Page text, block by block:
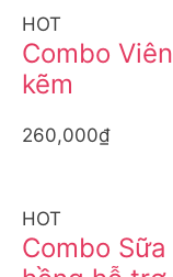
HOT
Combo
kẽm
260,000₫
HOT
Combo